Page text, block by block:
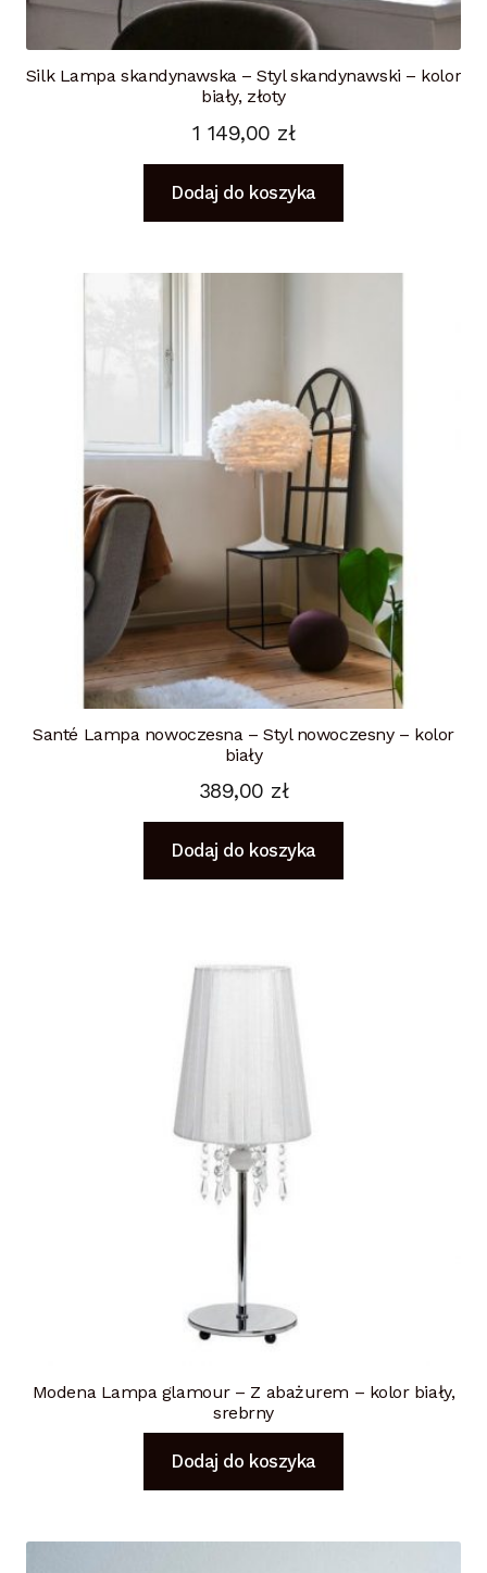
Silk Lampa skandynawska – Styl skandynawski – kolor
biały, złoty
1 149,00 zł
Dodaj do koszyka
Santé Lampa nowoczesna – Styl nowoczesny – kolor
biały
389,00 zł
Dodaj do koszyka
Modena Lampa glamour – Z abażurem – kolor biały,
srebrny
Dodaj do koszyka